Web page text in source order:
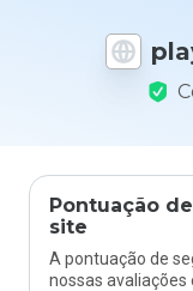
Pontuação
site
A pontuação de
nossas avaliações